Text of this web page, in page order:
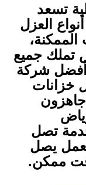
تسعد
العزل
تملك جميع
أفضل شركة
خزانات
تصل
العمل يصل
ممكن.